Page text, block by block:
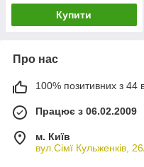
Купити
Про нас
100% позитивних з 44
Працює з 06.02.2009
м. Київ
вул.Сімї Кульженків,